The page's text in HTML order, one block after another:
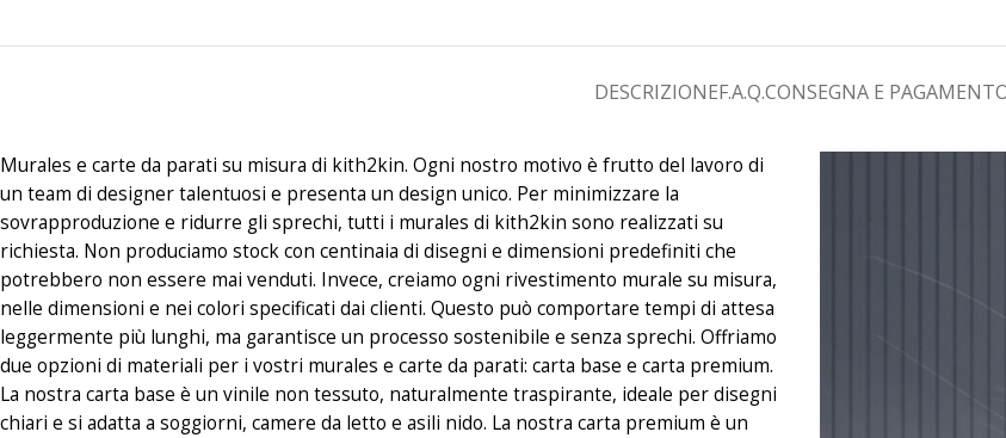
DESCRIZIONEF.A.Q.CONSEGNA E
Murales e carte da parati su misura di kith2kin. Ogni nostro motivo è frutto del lavoro di
un team di designer talentuosi e presenta un design unico. Per minimizzare la
sovrapproduzione e ridurre gli sprechi, tutti i murales di kith2kin sono realizzati su
richiesta. Non produciamo stock con centinaia di disegni e dimensioni predefiniti che
potrebbero non essere mai venduti. Invece, creiamo ogni rivestimento murale su misura,
nelle dimensioni e nei colori specificati dai clienti. Questo può comportare tempi di attesa
leggermente più lunghi, ma garantisce un processo sostenibile e senza sprechi. Offriamo
due opzioni di materiali per i vostri murales e carte da parati: carta base e carta premium.
La nostra carta base è un vinile non tessuto, naturalmente traspirante, ideale per disegni
chiari e si adatta a soggiorni, camere da letto e asili nido. La nostra carta premium è un